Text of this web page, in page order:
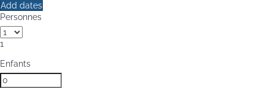
Add dates
Personnes
1
Enfants